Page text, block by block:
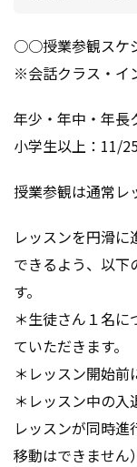
○○授業参観ス
※会話クラス・イ
年少・年中・年
小学生以上：11/
授業参観は通常レ
レッスンを円滑
できるよう、以下
す。
＊生徒さん１名
ていただきます。
＊レッスン開始前
＊レッスン中の
レッスンが同時
移動はできません）